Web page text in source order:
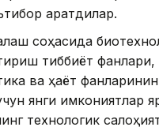
қаратдилар.
соҳасида
тиббиёт фанлари,
ва ҳаёт
янги имкониятлар
технологик